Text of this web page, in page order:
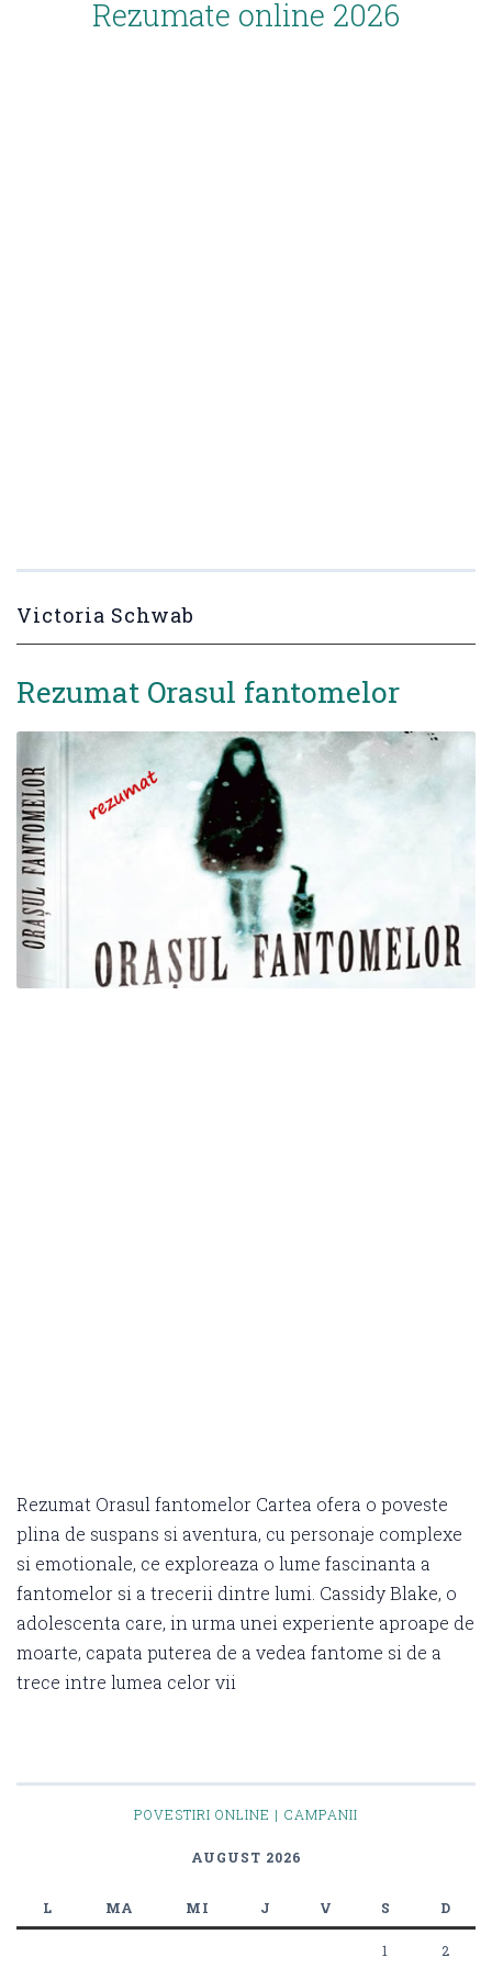
Rezumate online 2026
Victoria Schwab
Rezumat Orasul fantomelor
Rezumat Orasul fantomelor Cartea ofera o poveste
plina de suspans si aventura, cu personaje complexe
si emotionale, ce exploreaza o lume fascinanta a
fantomelor si a trecerii dintre lumi. Cassidy Blake, o
adolescenta care, in urma unei experiente aproape de
moarte, capata puterea de a vedea fantome si de a
trece intre lumea celor vii
POVESTIRI ONLINE | CAMPANII
AUGUST 2026
L MA MI J V S D
1 2